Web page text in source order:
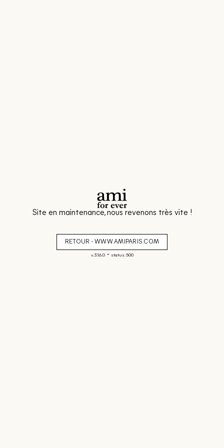
Site en maintenance, nous revenons très vite !
RETOUR - WWW.AMIPARIS.COM
v. 3.16.0- status: 500